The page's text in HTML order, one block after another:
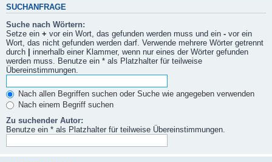
SUCHANFRAGE
Suche nach Wörtern:
Setze ein + vor ein Wort, das gefunden werden muss und ein - vor ein
Wort, das nicht gefunden werden darf. Verwende mehrere Wörter getrennt
durch | innerhalb einer Klammer, wenn nur eines der Wörter gefunden
werden muss. Benutze ein * als Platzhalter für teilweise
Übereinstimmungen.
Nach allen Begriffen suchen oder Suche wie angegeben verwenden
Nach einem Begriff suchen
Zu suchender Autor:
Benutze ein * als Platzhalter für teilweise Übereinstimmungen.